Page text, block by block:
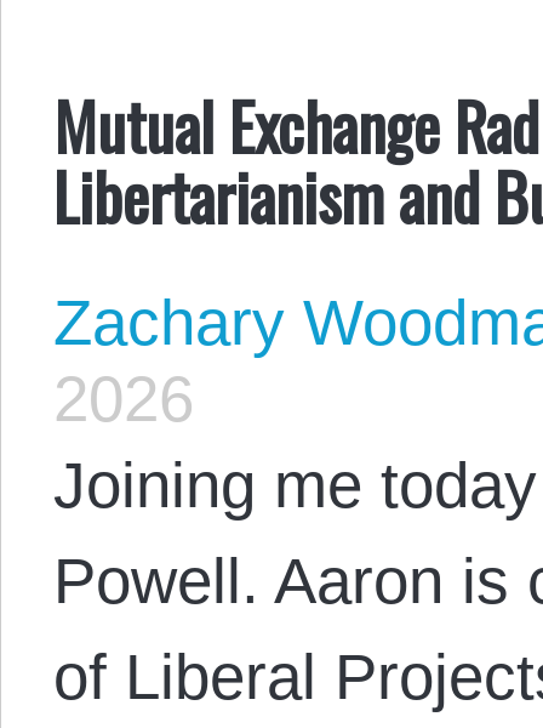
Mutual Exchange
Libertarianism and
Zachary
2026
Joining me
Powell. Aaron is
of Liberal